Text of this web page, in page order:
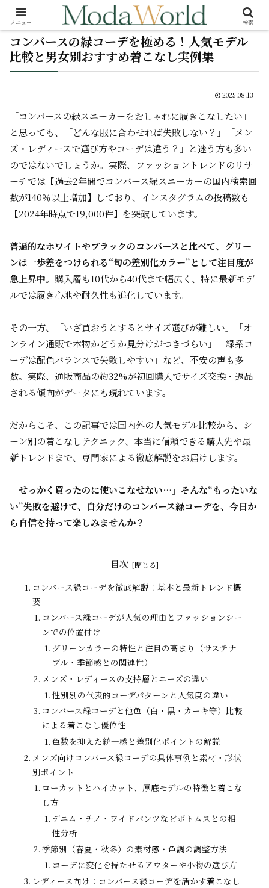
コンバースの緑コーデを極める！人気モデル
比較と男女別おすすめ着こなし実例集
2025.08.13
「コンバースの緑スニーカーをおしゃれに履きこなしたい」
と思っても、「どんな服に合わせれば失敗しない？」「メン
ズ・レディースで選び方やコーデは違う？」と迷う方も多い
のではないでしょうか。実際、ファッショントレンドのリサ
ーチでは【過去2年間でコンバース緑スニーカーの国内検索回
数が140％以上増加】しており、インスタグラムの投稿数も
【2024年時点で19,000件】を突破しています。
普遍的なホワイトやブラックのコンバースと比べて、グリー
ンは一歩差をつけられる“旬の差別化カラー”として注目度が
急上昇中。 購入層も10代から40代まで幅広く、特に最新モデ
ルでは履き心地や耐久性も進化しています。
その一方、「いざ買おうとするとサイズ選びが難しい」「オ
ンライン通販で本物かどうか見分けがつきづらい」「緑系コ
ーデは配色バランスで失敗しやすい」など、不安の声も多
数。実際、通販商品の約32%が初回購入でサイズ交換・返品
される傾向がデータにも現れています。
だからこそ、この記事では国内外の人気モデル比較から、シ
ーン別の着こなしテクニック、本当に信頼できる購入先や最
新トレンドまで、専門家による徹底解説をお届けします。
「せっかく買ったのに使いこなせない…」そんな“もったいな
い”失敗を避けて、自分だけのコンバース緑コーデを、今日か
ら自信を持って楽しみませんか？
目次
コンバース緑コーデを徹底解説！基本と最新トレンド概
要
コンバース緑コーデが人気の理由とファッションシー
ンでの位置付け
グリーンカラーの特性と注目の高まり（サステナ
ブル・季節感との関連性）
メンズ・レディースの支持層とニーズの違い
性別別の代表的コーデパターンと人気度の違い
コンバース緑コーデと他色（白・黒・カーキ等）比較
による着こなし優位性
色数を抑えた統一感と差別化ポイントの解説
メンズ向けコンバース緑コーデの具体事例と素材・形状
別ポイント
ローカットとハイカット、厚底モデルの特徴と着こな
し方
デニム・チノ・ワイドパンツなどボトムスとの相
性分析
季節別（春夏・秋冬）の素材感・色調の調整方法
コーデに変化を持たせるアウターや小物の選び方
レディース向け：コンバース緑コーデを活かす着こなし
メニュー 検索